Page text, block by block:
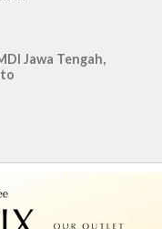
Jawa Tengah,